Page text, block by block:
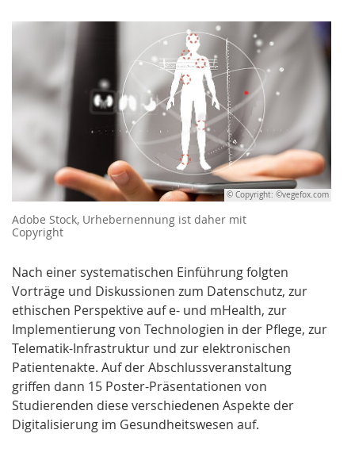
© Copyright: ©vegefox.com
Adobe Stock, Urhebernennung ist daher mit
Copyright
Nach einer systematischen Einführung folgten
Vorträge und Diskussionen zum Datenschutz, zur
ethischen Perspektive auf e- und mHealth, zur
Implementierung von Technologien in der Pflege, zur
Telematik-Infrastruktur und zur elektronischen
Patientenakte. Auf der Abschlussveranstaltung
griffen dann 15 Poster-Präsentationen von
Studierenden diese verschiedenen Aspekte der
Digitalisierung im Gesundheitswesen auf.